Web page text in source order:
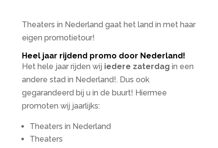
Theaters in Nederland gaat het land in met haar
eigen promotietour!
Heel jaar rijdend promo door Nederland!
Het hele jaar rijden wij iedere zaterdag in een
andere stad in Nederland!. Dus ook
gegarandeerd bij u in de buurt! Hiermee
promoten wij jaarlijks:
Theaters in Nederland
Theaters